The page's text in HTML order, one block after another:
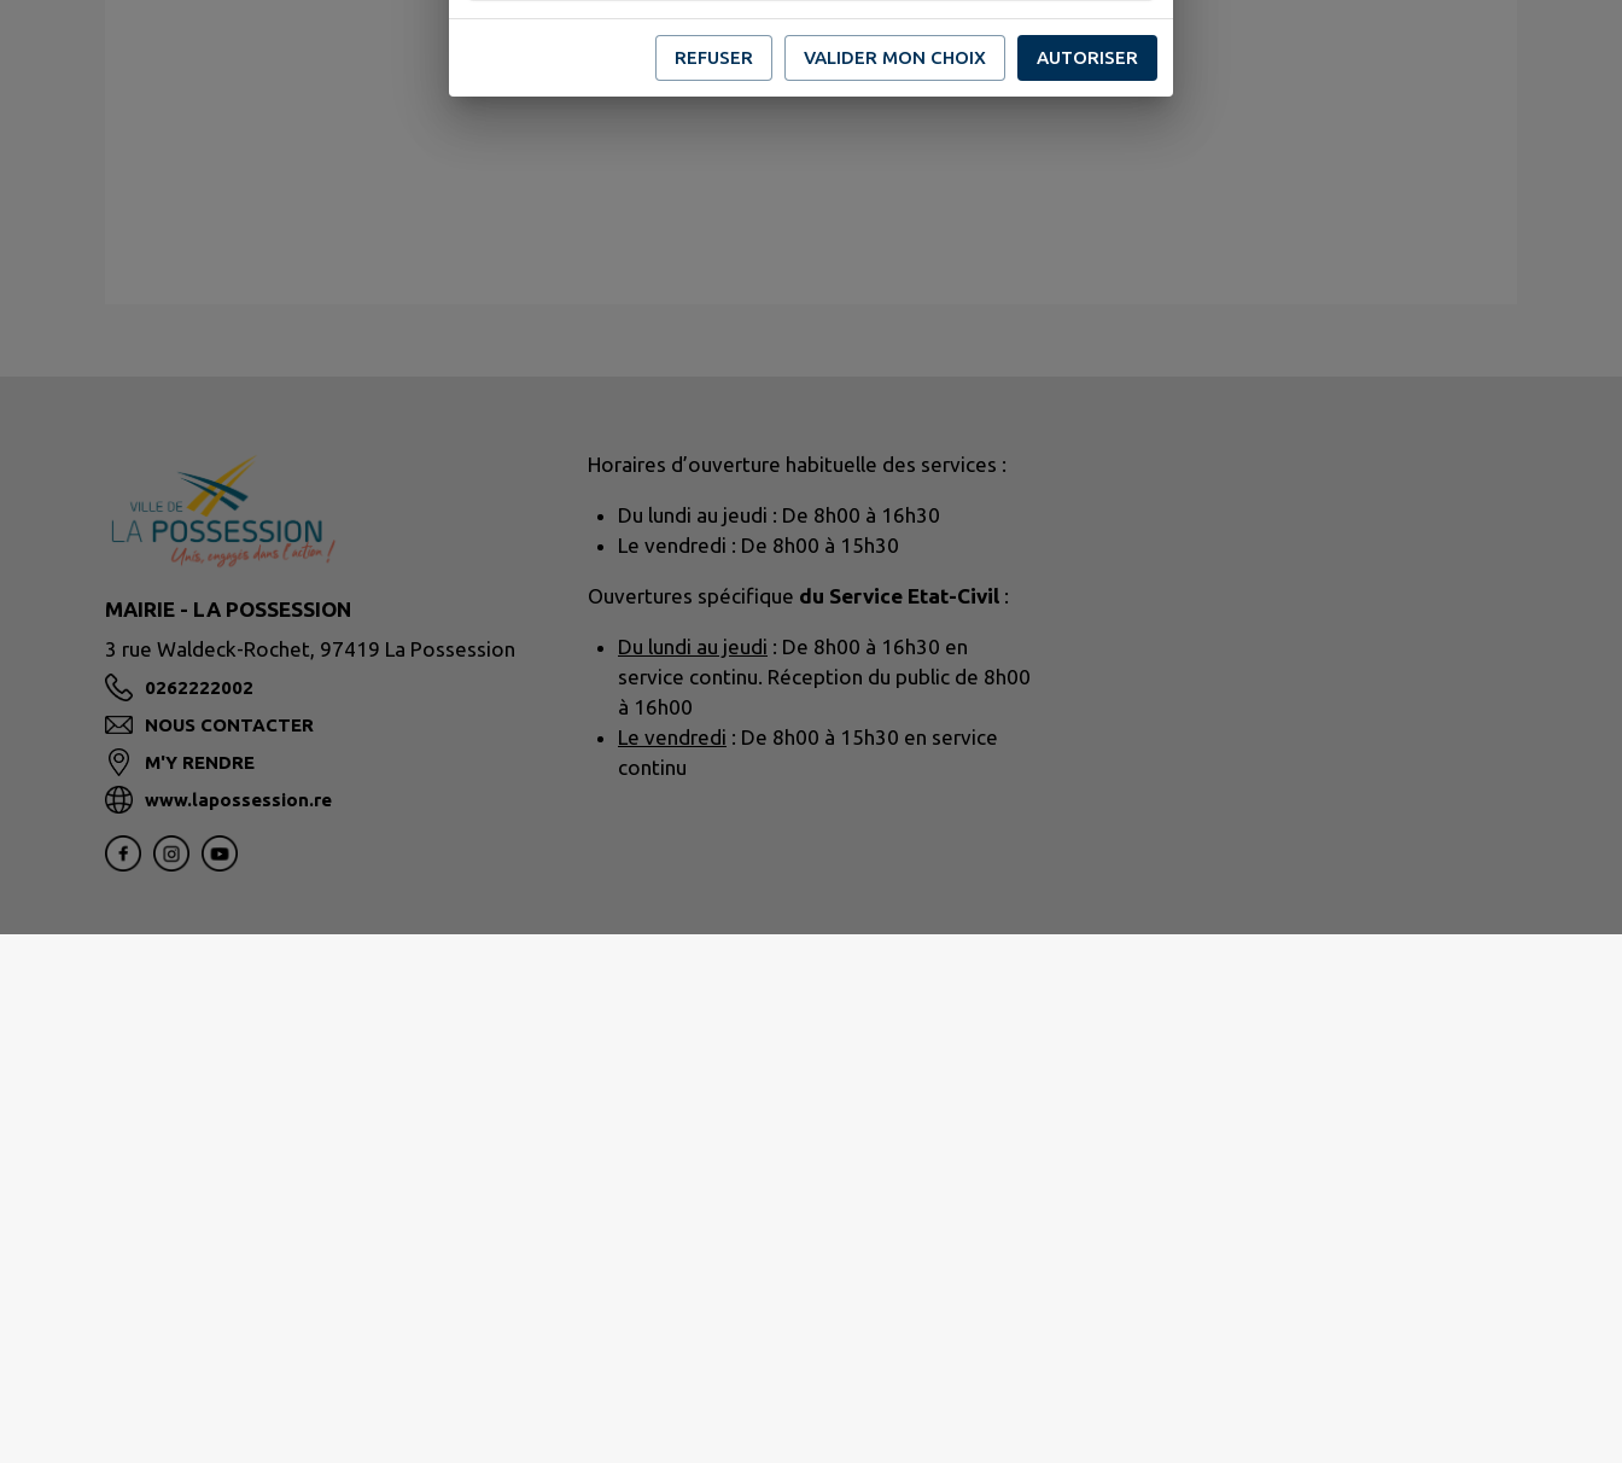
MAIRIE - LA POSSESSION
3 rue Waldeck-Rochet, 97419 La Possession
0262222002
NOUS CONTACTER
M'Y RENDRE
www.lapossession.re
Horaires d’ouverture habituelle des services :
Du lundi au jeudi : De 8h00 à 16h30
Le vendredi : De 8h00 à 15h30
Ouvertures spécifique du Service Etat-Civil :
Du lundi au jeudi : De 8h00 à 16h30 en
service continu. Réception du public de 8h00
à 16h00
Le vendredi : De 8h00 à 15h30 en service
continu
REFUSER VALIDER MON CHOIX AUTORISER